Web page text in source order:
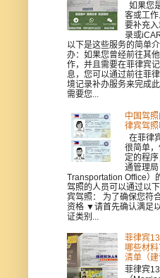
如果您
客或工
要补充
录或
以下是这些服务的简单
办：如果您曾经前往其
作，并且需要在菲律宾
息，您可以通过前往菲
境记录补办服务来完成
需要您...
中国驾
律宾驾照
在菲律
很简单
定的程
通管理
Transportation Office）
驾照的人员可以通过以
宾驾照： 为了确保您符
资格 ▼请首先确认满足
证类别...
菲律宾
哪些材
清单（建
菲律宾